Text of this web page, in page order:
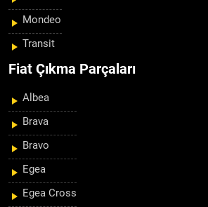
Mondeo
Transit
Fiat Çıkma Parçaları
Albea
Brava
Bravo
Egea
Egea Cross